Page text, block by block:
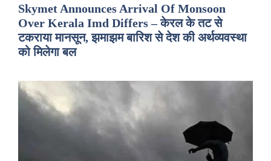
Skymet Announces Arrival Of Monsoon
Over Kerala Imd Differs – केरल के तट से
टकराया मानसून, झमाझम बारिश से देश की अर्थव्यवस्था
को मिलेगा बल